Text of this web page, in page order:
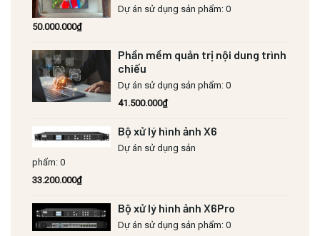
Dự án sử dụng sản phẩm: 0
50.000.000₫
Phần mềm quản trị nội dung trình
chiếu
Dự án sử dụng sản phẩm: 0
41.500.000₫
Bộ xử lý hình ảnh X6
Dự án sử dụng sản
phẩm: 0
33.200.000₫
Bộ xử lý hình ảnh X6Pro
Dự án sử dụng sản phẩm: 0